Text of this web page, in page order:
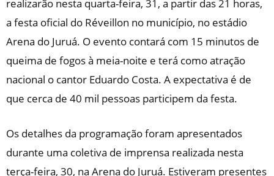
realizarão nesta quarta-feira, 31, a partir das 21 horas,
a festa oficial do Réveillon no município, no estádio
Arena do Juruá. O evento contará com 15 minutos de
queima de fogos à meia-noite e terá como atração
nacional o cantor Eduardo Costa. A expectativa é de
que cerca de 40 mil pessoas participem da festa.
Os detalhes da programação foram apresentados
durante uma coletiva de imprensa realizada nesta
terça-feira, 30, na Arena do Juruá. Estiveram presentes